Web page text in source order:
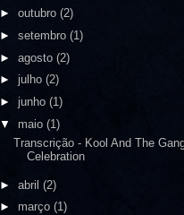
► outubro (2)
► setembro (1)
► agosto (2)
► julho (2)
► junho (1)
▼ maio (1)
Transcrição - Kool And The
Celebration
► abril (2)
► março (1)